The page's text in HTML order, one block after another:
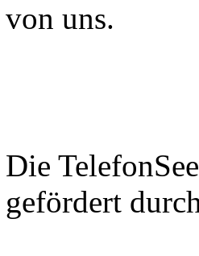
von uns.
Die
gefördert